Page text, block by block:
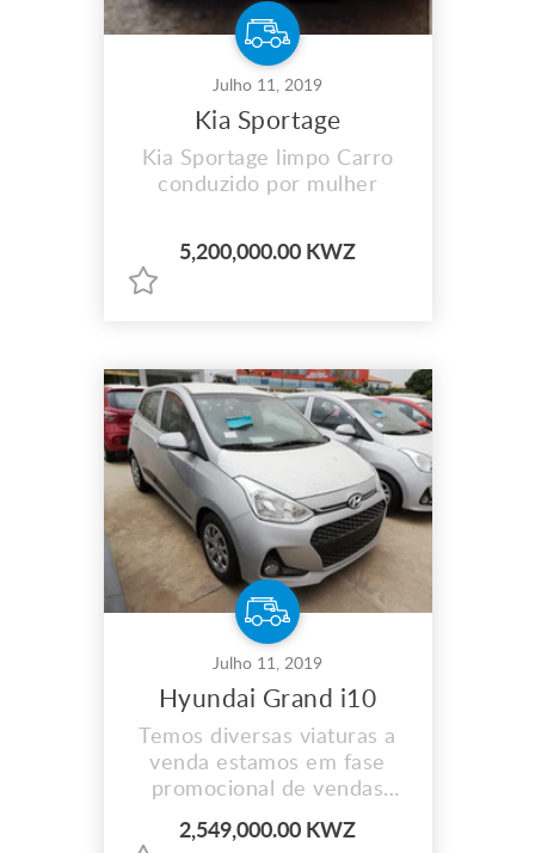
Julho 11, 2019
Kia Sportage
Kia Sportage limpo Carro
conduzido por mulher
5,200,000.00 KWZ
Julho 11, 2019
Hyundai Grand i10
Temos diversas viaturas a
venda estamos em fase
promocional de vendas
promoção
2,549,000.00 KWZ